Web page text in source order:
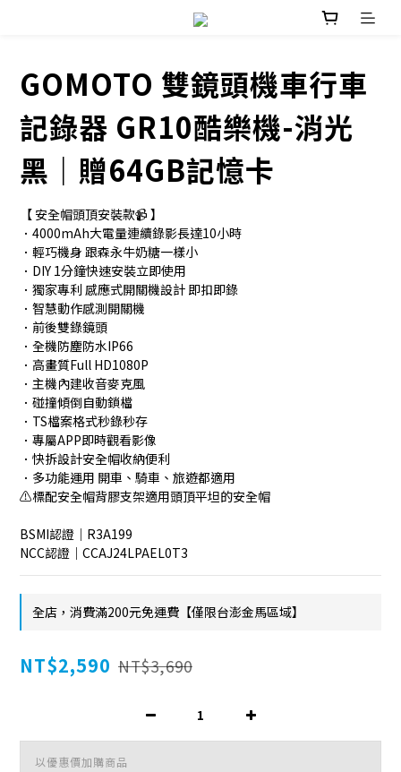
GOMOTO 雙鏡頭機車行車
記錄器 GR10酷樂機-消光
黑｜贈64GB記憶卡
【 安全帽頭頂安裝款📹 】
．4000mAh大電量連續錄影長達10小時
．輕巧機身 跟森永牛奶糖一樣小
．DIY 1分鐘快速安裝立即使用
．獨家專利 感應式開關機設計 即扣即錄
．智慧動作感測開關機
．前後雙錄鏡頭
．全機防塵防水IP66
．高畫質Full HD1080P
．主機內建收音麥克風
．碰撞傾倒自動鎖檔
．TS檔案格式秒錄秒存
．專屬APP即時觀看影像
．快拆設計安全帽收納便利
．多功能運用 開車、騎車、旅遊都適用
⚠️標配安全帽背膠支架適用頭頂平坦的安全帽
BSMI認證｜R3A199
NCC認證｜CCAJ24LPAEL0T3
全店，消費滿200元免運費【僅限台澎金馬區域】
NT$2,590 NT$3,690
以優惠價加購商品